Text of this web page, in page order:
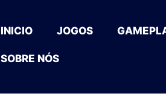
INICIO JOGOS
SOBRE NÓS